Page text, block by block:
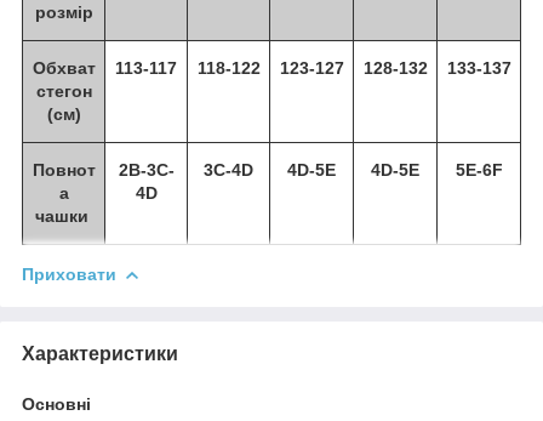
розмір
Обхват
стегон
(см)
113-117 118-122 123-127 128-132 133-137
Повнот
а
чашки
2B-3C-
4D
3C-4D 4D-5E 4D-5E 5E-6F
Приховати
Характеристики
Основні